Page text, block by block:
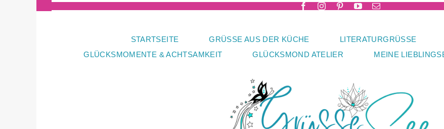
STARTSEITE GRÜSSE AUS DER KÜCHE LITERATURGRÜSSE
GLÜCKSMOMENTE & ACHTSAMKEIT
GLÜCKSMOND ATELIER MEINE